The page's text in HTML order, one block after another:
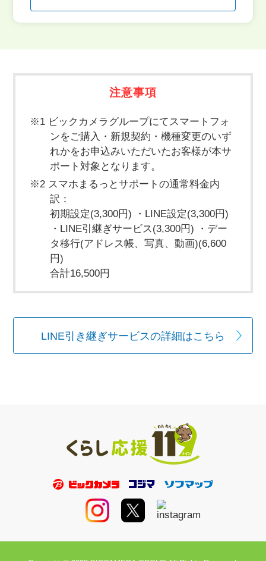
注意事項
※1 ビックカメラグループにてスマートフォ
ンをご購入・新規契約・機種変更のいず
れかをお申込みいただいたお客様が本サ
ポート対象となります。
※2 スマホまるっとサポートの通常料金内
訳：
初期設定(3,300円) ・LINE設定(3,300円)
・LINE引継ぎサービス(3,300円) ・デー
タ移行(アドレス帳、写真、動画)(6,600
円)
合計16,500円
LINE引き継ぎサービスの詳細はこちら